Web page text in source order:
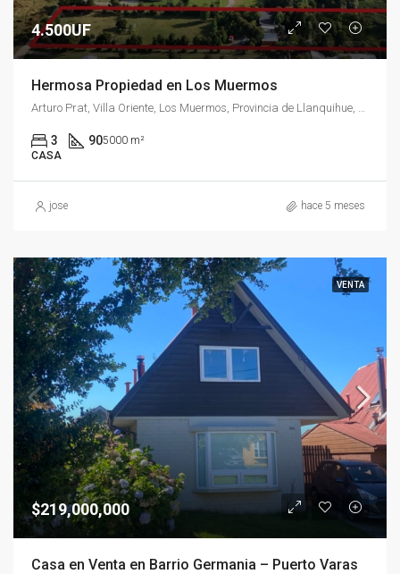
4.500UF
Hermosa Propiedad en Los Muermos
Arturo Prat, Villa Oriente, Los Muermos, Provincia de Llanquihue, Región de Los Lagos, Chile
3 905000 m²
CASA
jose hace 5 meses
VENTA
$219,000,000
Casa en Venta en Barrio Germania – Puerto Varas